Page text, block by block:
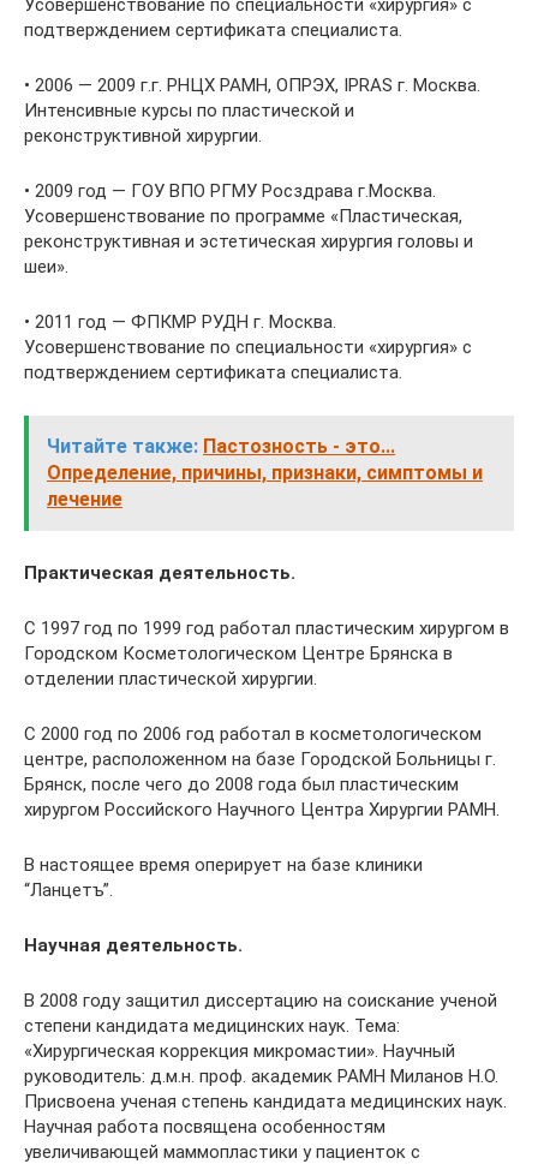
подтверждением сертификата специалиста.
• 2006 — 2009 г.г. РНЦХ РАМН, ОПРЭХ, IPRAS г. Москва.
Интенсивные курсы по пластической и
реконструктивной хирургии.
• 2009 год — ГОУ ВПО РГМУ Росздрава г.Москва.
Усовершенствование по программе «Пластическая,
реконструктивная и эстетическая хирургия головы и
шеи».
• 2011 год — ФПКМР РУДН г. Москва.
Усовершенствование по специальности «хирургия» с
подтверждением сертификата специалиста.
Читайте также: Пастозность - это...
Определение, причины, признаки, симптомы и
лечение
Практическая деятельность.
С 1997 год по 1999 год работал пластическим хирургом в
Городском Косметологическом Центре Брянска в
отделении пластической хирургии.
С 2000 год по 2006 год работал в косметологическом
центре, расположенном на базе Городской Больницы г.
Брянск, после чего до 2008 года был пластическим
хирургом Российского Научного Центра Хирургии РАМН.
В настоящее время оперирует на базе клиники
“Ланцетъ”.
Научная деятельность.
В 2008 году защитил диссертацию на соискание ученой
степени кандидата медицинских наук. Тема:
«Хирургическая коррекция микромастии». Научный
руководитель: д.м.н. проф. академик РАМН Миланов Н.О.
Присвоена ученая степень кандидата медицинских наук.
Научная работа посвящена особенностям
увеличивающей маммопластики у пациенток с